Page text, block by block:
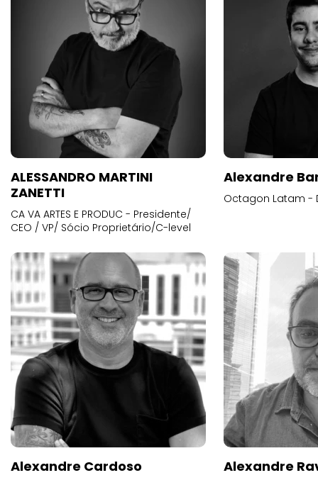
ALESSANDRO MARTINI
ZANETTI
CA VA ARTES E PRODUC - Presidente/
CEO / VP/ Sócio Proprietário/C-level
Alexandre
Octagon Latam -
Alexandre Cardoso Alexandre